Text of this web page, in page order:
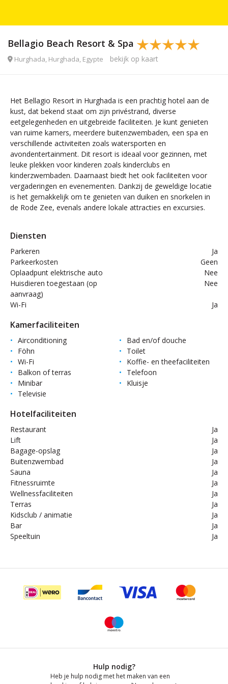
Bellagio Beach Resort & Spa
Hurghada, Hurghada, Egypte bekijk op kaart
Het Bellagio Resort in Hurghada is een prachtig hotel aan de
kust, dat bekend staat om zijn privéstrand, diverse
eetgelegenheden en uitgebreide faciliteiten. Je kunt genieten
van ruime kamers, meerdere buitenzwembaden, een spa en
verschillende activiteiten zoals watersporten en
avondentertainment. Dit resort is ideaal voor gezinnen, met
leuke plekken voor kinderen zoals kinderclubs en
kinderzwembaden. Daarnaast biedt het ook faciliteiten voor
vergaderingen en evenementen. Dankzij de geweldige locatie
is het gemakkelijk om te genieten van duiken en snorkelen in
de Rode Zee, evenals andere lokale attracties en excursies.
Diensten
Parkeren
Ja
Parkeerkosten
Geen
Oplaadpunt elektrische auto
Nee
Huisdieren toegestaan (op
aanvraag)
Nee
Wi-Fi Ja
Kamerfaciliteiten
Airconditioning
Bad en/of douche
Föhn
Toilet
Wi-Fi
Koffie- en theefaciliteiten
Balkon of terras
Telefoon
Minibar
Kluisje
Televisie
Hotelfaciliteiten
Restaurant
Ja
Lift
Ja
Bagage-opslag
Ja
Buitenzwembad
Ja
Sauna
Ja
Fitnessruimte
Ja
Wellnessfaciliteiten
Ja
Terras
Ja
Kidsclub / animatie
Ja
Bar
Ja
Speeltuin
Ja
Hulp nodig?
Heb je hulp nodig met het maken van een